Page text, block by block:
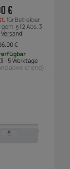
€
für Betreiber
§ 12 Abs. 3
Versand
€
3 - 5 Werktage
abweichend)